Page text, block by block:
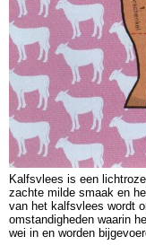
Kalfsvlees is een
zachte milde smaak en
van het kalfsvlees wordt
omstandigheden waarin
wei in en worden